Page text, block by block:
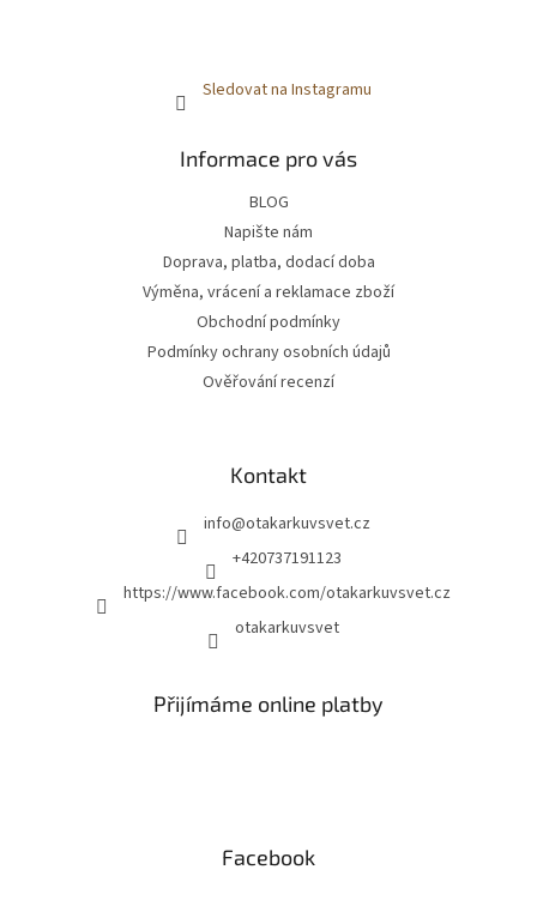
Sledovat na Instagramu
Informace pro vás
BLOG
Napište nám
Doprava, platba, dodací doba
Výměna, vrácení a reklamace zboží
Obchodní podmínky
Podmínky ochrany osobních údajů
Ověřování recenzí
Kontakt
info@otakarkuvsvet.cz
+420737191123
https://www.facebook.com/otakarkuvsvet.cz
otakarkuvsvet
Přijímáme online platby
Facebook